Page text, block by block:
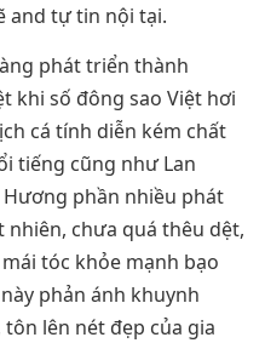
and tự tin nội tại.
phát triển thành
khi số đông sao Việt hơi
cá tính diễn kém chất
tiếng cũng như Lan
Hương phần nhiều phát
chưa quá thêu dệt,
tóc khỏe mạnh bạo
phản ánh khuynh
lên nét đẹp của gia